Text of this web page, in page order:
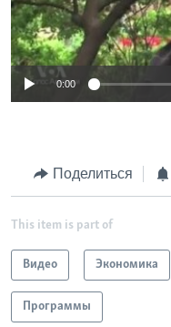
0:00
Поделиться
This item is part of
Видео Экономика
Программы